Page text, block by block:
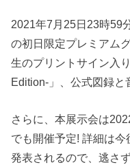
2021年7月25日23時59
の初日限定プレミアム
生のプリントサイン入
Edition-」、公式図録と
さらに、本展示会は
でも開催予定! 詳細は
発表されるので、逃さ